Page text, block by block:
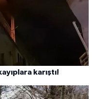
karıştı!